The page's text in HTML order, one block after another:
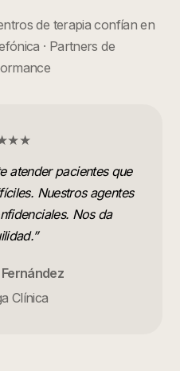
de terapia confían en
· Partners de
atender pacientes que
Nuestros agentes
Nos da
”
Clínica